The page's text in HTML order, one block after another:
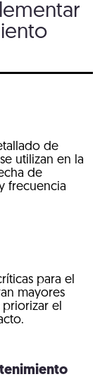
de
utilizan en la
de
frecuencia
para el
mayores
priorizar el